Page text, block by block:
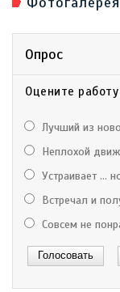
Опрос
Оцените
Лучший из
Неплохой
Устраивает ...
Встречал и
Совсем не